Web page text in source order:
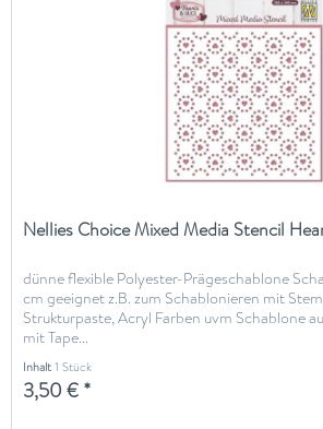
Nellies Choice Mixed Media Stencil
dünne flexible Polyester-Prägeschablone
cm geeignet z.B. zum Schablonieren mit
Strukturpaste, Acryl Farben uvm Schablone
mit Tape...
Inhalt1 Stück
3,50 € *